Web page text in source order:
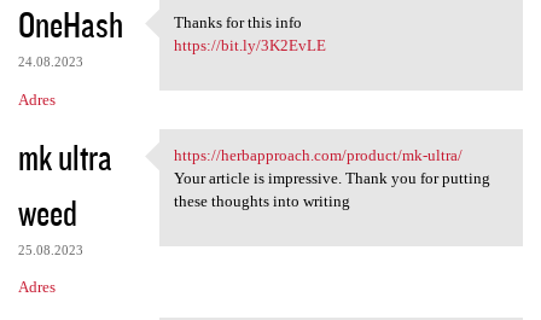
OneHash
24.08.2023
Adres
Thanks for this info
Thanks for this info
https://bit.ly/3K2EvLE
mk ultra
weed
25.08.2023
Adres
https://herbapproach.com
https://herbapproach.com/product/mk-ultra/
Your article is impressive. Thank you for putting
these thoughts into writing